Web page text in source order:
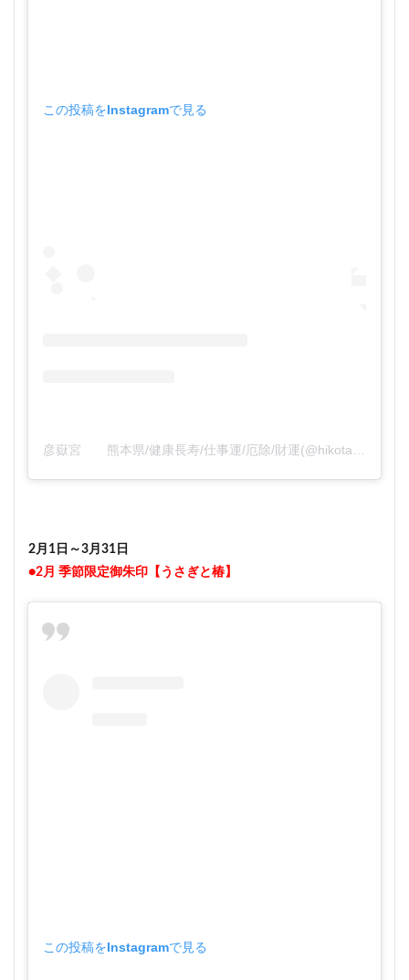
この投稿をInstagramで見る
2月1日～3月31日
●2月 季節限定御朱印【うさぎと椿】
この投稿をInstagramで見る